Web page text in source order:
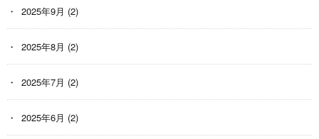
2025年9月 (2)
2025年8月 (2)
2025年7月 (2)
2025年6月 (2)